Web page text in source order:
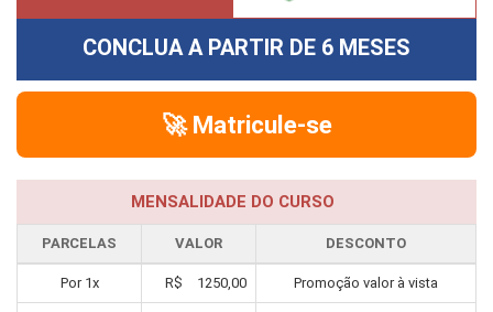
CONCLUA A PARTIR DE 6 MESES
🚀 Matricule-se
MENSALIDADE DO CURSO
PARCELAS VALOR DESCONTO
Por 1x R$ 1250,00 Promoção valor à vista